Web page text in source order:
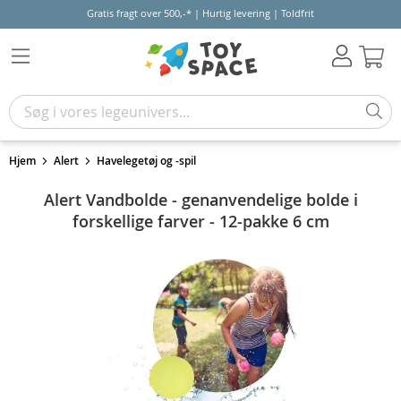
Gratis fragt over 500,-* | Hurtig levering | Toldfrit
Hjem Alert Havelegetøj og -spil
Alert Vandbolde - genanvendelige bolde i
forskellige farver - 12-pakke 6 cm